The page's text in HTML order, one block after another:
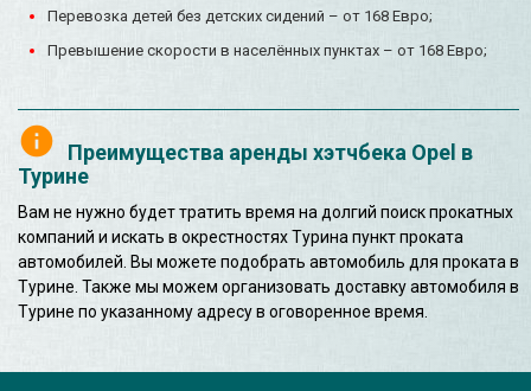
Перевозка детей без детских сидений – от 168 Евро;
Превышение скорости в населённых пунктах – от 168 Евро;
Преимущества аренды хэтчбека Opel в
Турине
Вам не нужно будет тратить время на долгий поиск прокатных
компаний и искать в окрестностях Турина пункт проката
автомобилей. Вы можете подобрать автомобиль для проката в
Турине. Также мы можем организовать доставку автомобиля в
Турине по указанному адресу в оговоренное время.